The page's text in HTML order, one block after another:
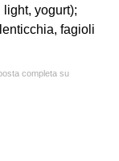
yogurt);
fagioli
completa su